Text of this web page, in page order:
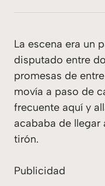
La escena era un
disputado entre
promesas de
movía a paso de
frecuente aquí y
acababa de
tirón.
Publicidad